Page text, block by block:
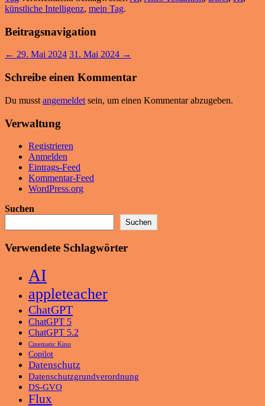
künstliche Intelligenz, mein Tag.
Beitragsnavigation
← 29. Mai 2024 31. Mai 2024 →
Schreibe einen Kommentar
Du musst angemeldet sein, um einen Kommentar abzugeben.
Verwaltung
Registrieren
Anmelden
Eintrags-Feed
Kommentar-Feed
WordPress.org
Suchen
Suchen
Verwendete Schlagwörter
AI
appleteacher
ChatGPT
ChatGPT 5
ChatGPT 5.2
Cinematic Kino
Copilot
Datenschutz
Datenschutzgrundverordnung
DS-GVO
Flux